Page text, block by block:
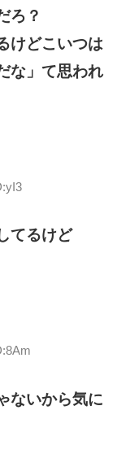
ろ？
けどこいつは
な」て思われ
てるけど
ないから気に